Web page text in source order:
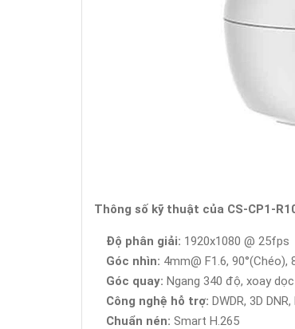
Thông số kỹ thuật của CS-CP1-
Độ phân giải: 1920x1080 @ 25fps
Góc nhìn: 4mm@ F1.6, 90°(Chéo),
Góc quay: Ngang 340 độ, xoay
Công nghệ hỗ trợ: DWDR, 3D
Chuẩn nén: Smart H.265